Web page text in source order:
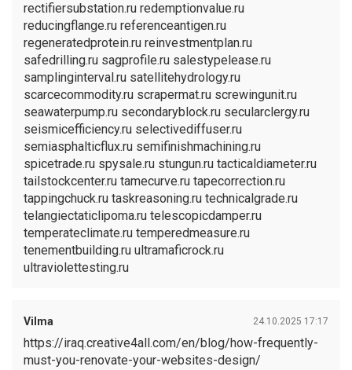
rectifiersubstation.ru redemptionvalue.ru
reducingflange.ru referenceantigen.ru
regeneratedprotein.ru reinvestmentplan.ru
safedrilling.ru sagprofile.ru salestypelease.ru
samplinginterval.ru satellitehydrology.ru
scarcecommodity.ru scrapermat.ru screwingunit.ru
seawaterpump.ru secondaryblock.ru secularclergy.ru
seismicefficiency.ru selectivediffuser.ru
semiasphalticflux.ru semifinishmachining.ru
spicetrade.ru spysale.ru stungun.ru tacticaldiameter.ru
tailstockcenter.ru tamecurve.ru tapecorrection.ru
tappingchuck.ru taskreasoning.ru technicalgrade.ru
telangiectaticlipoma.ru telescopicdamper.ru
temperateclimate.ru temperedmeasure.ru
tenementbuilding.ru ultramaficrock.ru
ultraviolettesting.ru
Vilma 24.10.2025 17:17
https://iraq.creative4all.com/en/blog/how-frequently-
must-you-renovate-your-websites-design/